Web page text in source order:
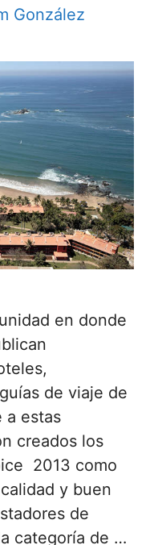
González
en donde
de viaje de
a estas
creados los
2013 como
y buen
de
categoría de …